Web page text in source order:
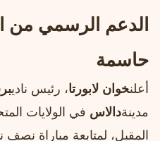
الدعم الرسمي من
حاسمة
أعلنخوان لابورتا، رئيس نادي
مدينةدالاس في الولايات
المقبل، لمتابعة مباراة نصف